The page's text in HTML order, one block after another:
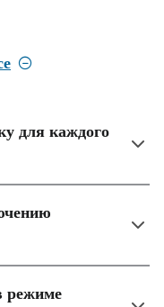
для каждого
режиме